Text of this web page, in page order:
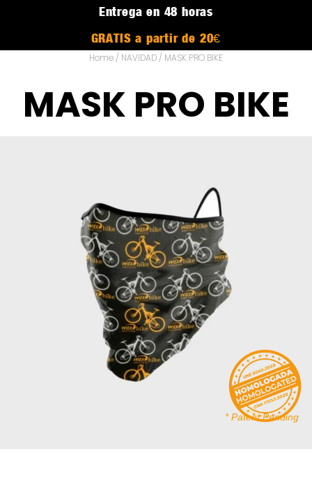
Entrega en 48 horas
GRATIS a partir de 20€
Home / NAVIDAD / MASK PRO BIKE
MASK PRO BIKE
* Patent Pending